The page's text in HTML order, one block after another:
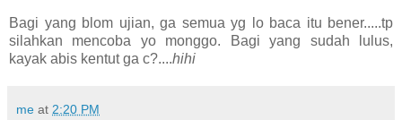
Bagi yang blom ujian, ga semua yg lo baca itu bener.....tp
silahkan mencoba yo monggo. Bagi yang sudah lulus,
kayak abis kentut ga c?....hihi
me at 2:20 PM